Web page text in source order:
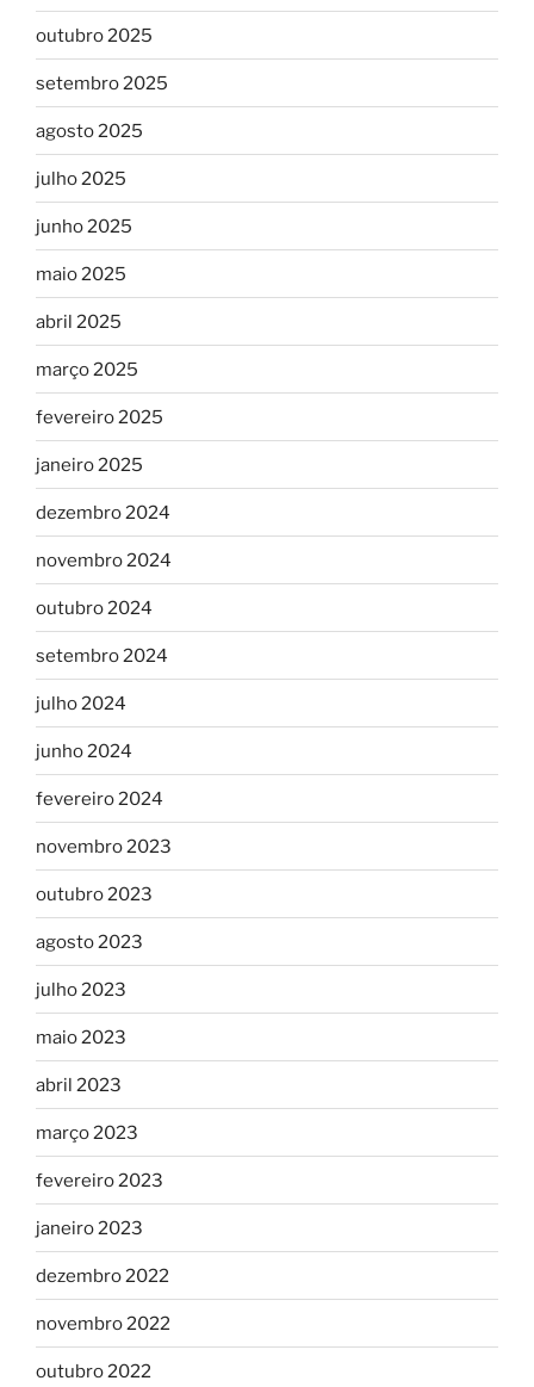
outubro 2025
setembro 2025
agosto 2025
julho 2025
junho 2025
maio 2025
abril 2025
março 2025
fevereiro 2025
janeiro 2025
dezembro 2024
novembro 2024
outubro 2024
setembro 2024
julho 2024
junho 2024
fevereiro 2024
novembro 2023
outubro 2023
agosto 2023
julho 2023
maio 2023
abril 2023
março 2023
fevereiro 2023
janeiro 2023
dezembro 2022
novembro 2022
outubro 2022